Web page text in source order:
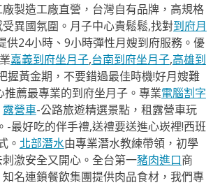
製造工廠直營，台灣自有品牌，高規格
異國氛圍。月子中心貴鬆鬆,找對到府月
供24小時、9小時彈性月嫂到府服務。優
嘉義到府坐月子,台南到府坐月子,高雄到
握黃金期，不要錯過最佳時機!好月嫂難
推薦最專業的到府坐月子。專業電腦割字
露營車-公路旅遊精選景點，租露營車玩
-最好吃的伴手禮,送禮要送進心崁裡!西班
。 北部潛水由專業潛水教練帶領，初學
激安全又開心。全台第一豬肉進口商
名連鎖餐飲集團提供肉品食材，我們專